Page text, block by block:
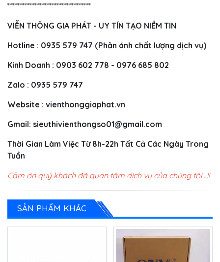
**********************************
VIỄN THÔNG GIA PHÁT - UY TÍN TẠO NIỀM TIN
Hotline : 0935 579 747 (Phản ánh chất lượng dịch vụ)
Kinh Doanh : 0903 602 778 - 0976 685 802
Zalo : 0935 579 747
Website : vienthonggiaphat.vn
Gmail: sieuthivienthongso01@gmail.com
Thời Gian Làm Việc Từ 8h-22h Tất Cả Các Ngày Trong
Tuần
Cảm ơn quý khách đã quan tâm dịch vụ của chúng tôi ..!!
SẢN PHẨM KHÁC